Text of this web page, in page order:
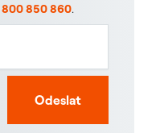
800 850 860.
Odeslat